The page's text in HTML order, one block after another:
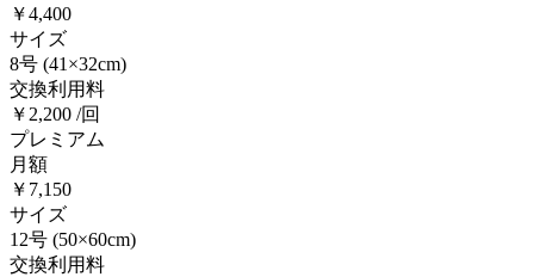
￥4,400
サイズ
8号 (41×32cm)
交換利用料
￥2,200 /回
プレミアム
月額
￥7,150
サイズ
12号 (50×60cm)
交換利用料